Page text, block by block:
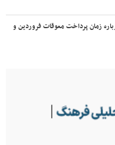
زمان پرداخت معوقات فروردین و